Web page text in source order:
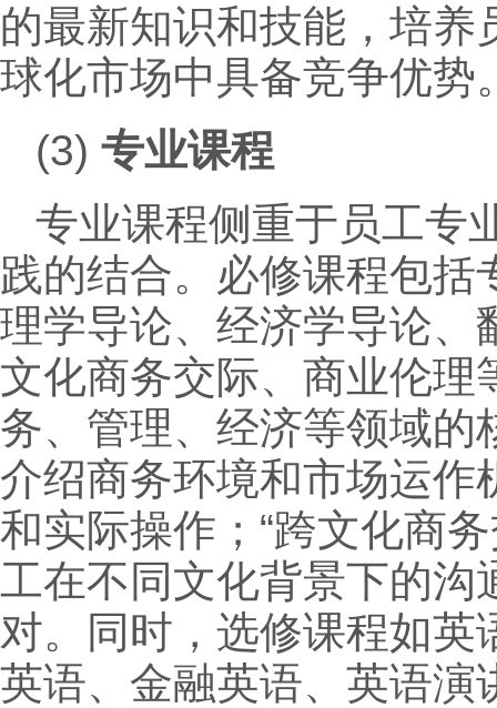
的最新知识和技能，培
球化市场中具备竞争优势
(3) 专业课程
专业课程侧重于员工专
践的结合。必修课程包
理学导论、经济学导论、
文化商务交际、商业伦理
务、管理、经济等领域的
介绍商务环境和市场运作
和实际操作；“跨文化商
工在不同文化背景下的沟
对。同时，选修课程如
英语、金融英语、英语演